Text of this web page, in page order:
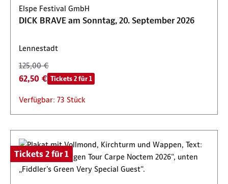
Elspe Festival GmbH
DICK BRAVE am Sonntag, 20. September 2026
Lennestadt
125,00 €
62,50 € Tickets 2 für 1
Verfügbar: 73 Stück
Tickets 2 für 1